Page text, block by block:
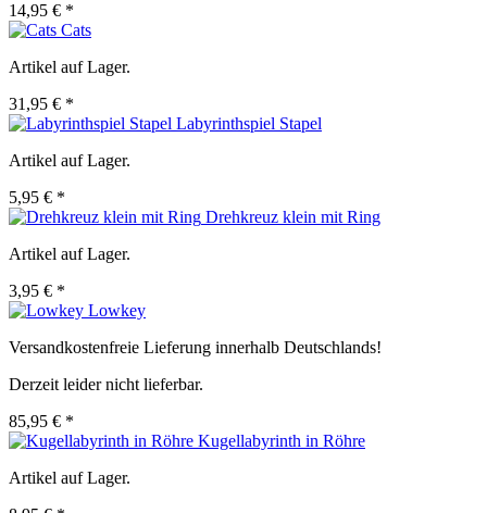
14,95 € *
Cats
Artikel auf Lager.
31,95 € *
Labyrinthspiel Stapel
Artikel auf Lager.
5,95 € *
Drehkreuz klein mit Ring
Artikel auf Lager.
3,95 € *
Lowkey
Versandkostenfreie Lieferung innerhalb Deutschlands!
Derzeit leider nicht lieferbar.
85,95 € *
Kugellabyrinth in Röhre
Artikel auf Lager.